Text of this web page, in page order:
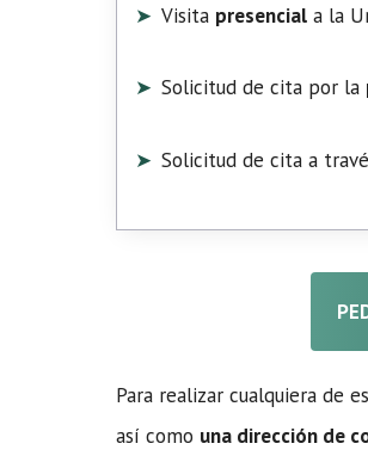
Visita presencial a la
Solicitud de cita por la
Solicitud de cita a
Para realizar cualquiera de
así como una dirección de